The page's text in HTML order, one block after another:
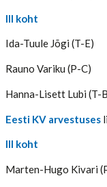
III koht
Ida-Tuule Jõgi (T-E)
Rauno Variku (P-C)
Hanna-Lisett Lubi (T-
Eesti KV arvestuses
III koht
Marten-Hugo Kivari